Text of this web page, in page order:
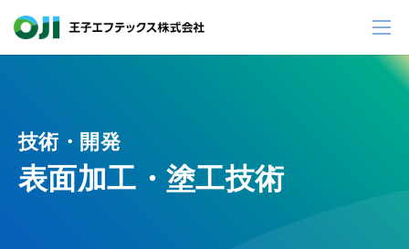
技術・開発
表面加工・塗工技術